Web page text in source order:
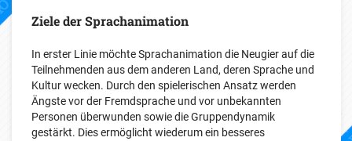
Ziele der Sprachanimation
In erster Linie möchte Sprachanimation die Neugier auf die
Teilnehmenden aus dem anderen Land, deren Sprache und
Kultur wecken. Durch den spielerischen Ansatz werden
Ängste vor der Fremdsprache und vor unbekannten
Personen überwunden sowie die Gruppendynamik
gestärkt. Dies ermöglicht wiederum ein besseres